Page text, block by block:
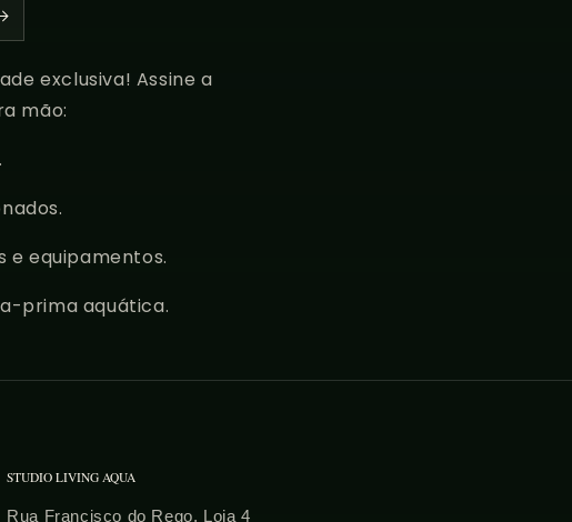
exclusiva! Assine a
mão:
e equipamentos.
prima aquática.
STUDIO LIVING AQUA
Rua Francisco do Rego, Loja 4